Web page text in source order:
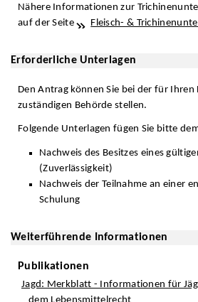
Nähere Informationen zur
auf der Seite
Fleisch- &
Erforderliche Unterlagen
Den Antrag können Sie bei der für
zuständigen Behörde stellen.
Folgende Unterlagen fügen Sie bitte
Nachweis des Besitzes eines
(Zuverlässigkeit)
Nachweis der Teilnahme an einer
Schulung
Weiterführende Informationen
Publikationen
Jagd: Merkblatt - Informationen für